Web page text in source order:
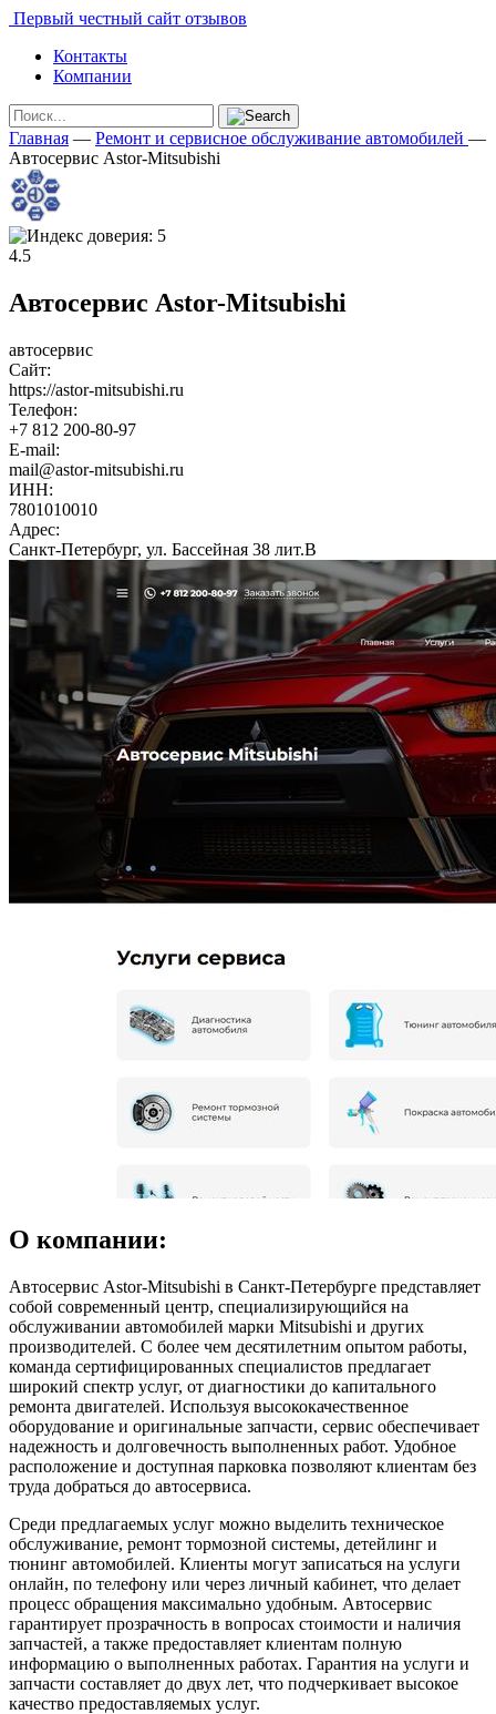
Первый честный сайт отзывов
Контакты
Компании
Главная — Ремонт и сервисное обслуживание автомобилей —
Автосервис Astor-Mitsubishi
4.5
Автосервис Astor-Mitsubishi
автосервис
Сайт:
https://astor-mitsubishi.ru
Телефон:
+7 812 200-80-97
E-mail:
mail@astor-mitsubishi.ru
ИНН:
7801010010
Адрес:
Санкт-Петербург, ул. Бассейная 38 лит.В
О компании:
Автосервис Astor-Mitsubishi в Санкт-Петербурге представляет
собой современный центр, специализирующийся на
обслуживании автомобилей марки Mitsubishi и других
производителей. С более чем десятилетним опытом работы,
команда сертифицированных специалистов предлагает
широкий спектр услуг, от диагностики до капитального
ремонта двигателей. Используя высококачественное
оборудование и оригинальные запчасти, сервис обеспечивает
надежность и долговечность выполненных работ. Удобное
расположение и доступная парковка позволяют клиентам без
труда добраться до автосервиса.
Среди предлагаемых услуг можно выделить техническое
обслуживание, ремонт тормозной системы, детейлинг и
тюнинг автомобилей. Клиенты могут записаться на услуги
онлайн, по телефону или через личный кабинет, что делает
процесс обращения максимально удобным. Автосервис
гарантирует прозрачность в вопросах стоимости и наличия
запчастей, а также предоставляет клиентам полную
информацию о выполненных работах. Гарантия на услуги и
запчасти составляет до двух лет, что подчеркивает высокое
качество предоставляемых услуг.